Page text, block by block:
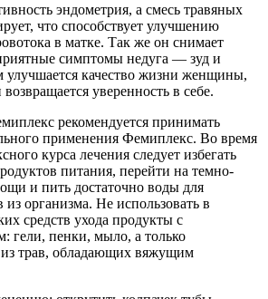
эндометрия, а смесь травяных
что способствует улучшению
в матке. Так же он снимает
симптомы недуга — зуд и
улучшается качество жизни женщины,
уверенность в себе.
рекомендуется принимать
применения Фемиплекс. Во время
курса лечения следует избегать
питания, перейти на темно-
и пить достаточно воды для
организма. Не использовать в
средств ухода продукты с
гели, пенки, мыло, а только
трав, обладающих вяжущим